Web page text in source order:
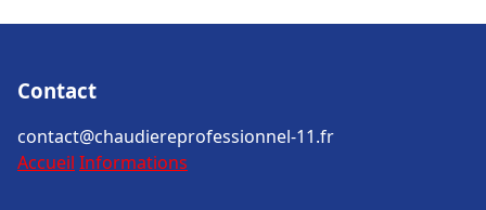
Contact
contact@chaudiereprofessionnel-11.fr
Accueil Informations